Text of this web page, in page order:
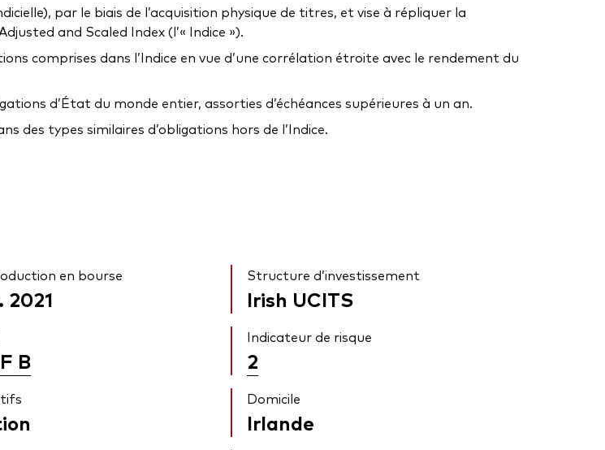
par le biais de l’acquisition physique de titres, et vise à répliquer la
and Scaled Index (l’« Indice »).
comprises dans l’Indice en vue d’une corrélation étroite avec le rendement du
d’État du monde entier, assorties d’échéances supérieures à un an.
des types similaires d’obligations hors de l’Indice.
en bourse
2021
Structure d’investissement
Irish UCITS
B
Indicateur de risque
2
Domicile
Irlande